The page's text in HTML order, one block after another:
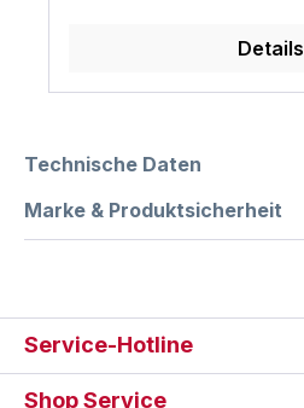
Details
Technische Daten
Marke & Produktsicherheit
Service-Hotline
Shop Service